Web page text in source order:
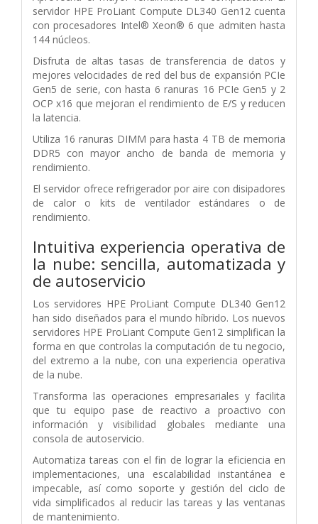
servidor HPE ProLiant Compute DL340 Gen12 cuenta
con procesadores Intel® Xeon® 6 que admiten hasta
144 núcleos.
Disfruta de altas tasas de transferencia de datos y
mejores velocidades de red del bus de expansión PCIe
Gen5 de serie, con hasta 6 ranuras 16 PCIe Gen5 y 2
OCP x16 que mejoran el rendimiento de E/S y reducen
la latencia.
Utiliza 16 ranuras DIMM para hasta 4 TB de memoria
DDR5 con mayor ancho de banda de memoria y
rendimiento.
El servidor ofrece refrigerador por aire con disipadores
de calor o kits de ventilador estándares o de
rendimiento.
Intuitiva experiencia operativa de
la nube: sencilla, automatizada y
de autoservicio
Los servidores HPE ProLiant Compute DL340 Gen12
han sido diseñados para el mundo híbrido. Los nuevos
servidores HPE ProLiant Compute Gen12 simplifican la
forma en que controlas la computación de tu negocio,
del extremo a la nube, con una experiencia operativa
de la nube.
Transforma las operaciones empresariales y facilita
que tu equipo pase de reactivo a proactivo con
información y visibilidad globales mediante una
consola de autoservicio.
Automatiza tareas con el fin de lograr la eficiencia en
implementaciones, una escalabilidad instantánea e
impecable, así como soporte y gestión del ciclo de
vida simplificados al reducir las tareas y las ventanas
de mantenimiento.